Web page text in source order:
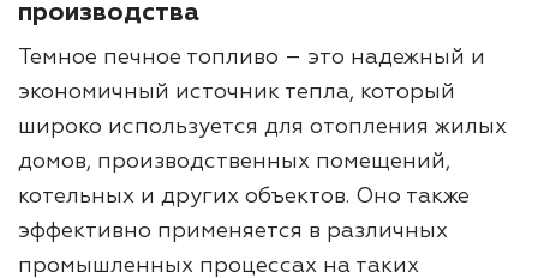
производства
Темное печное топливо – это надежный и
экономичный источник тепла, который
широко используется для отопления жилых
домов, производственных помещений,
котельных и других объектов. Оно также
эффективно применяется в различных
промышленных процессах на таких